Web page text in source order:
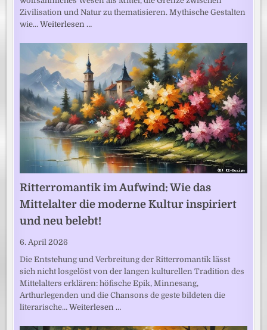
Zivilisation und Natur zu thematisieren. Mythische Gestalten
wie…Weiterlesen …
Ritterromantik im Aufwind: Wie das
Mittelalter die moderne Kultur inspiriert
und neu belebt!
6. April 2026
Die Entstehung und Verbreitung der Ritterromantik lässt
sich nicht losgelöst von der langen kulturellen Tradition des
Mittelalters erklären: höfische Epik, Minnesang,
Arthurlegenden und die Chansons de geste bildeten die
literarische…Weiterlesen …